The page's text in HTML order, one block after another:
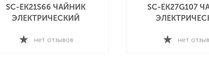
SC-EK27G107 ЧАЙНИК
ЭЛЕКТРИЧЕСКИЙ
нет отзывов
SC-EK27G114
нет